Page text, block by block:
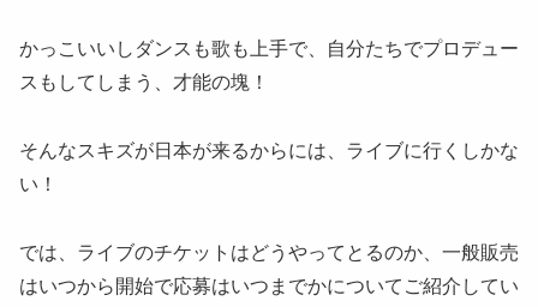
かっこいいしダンスも歌も上手で、自分たちでプロデュー
スもしてしまう、才能の塊！
そんなスキズが日本が来るからには、ライブに行くしかな
い！
では、ライブのチケットはどうやってとるのか、一般販売
はいつから開始で応募はいつまでかについてご紹介してい